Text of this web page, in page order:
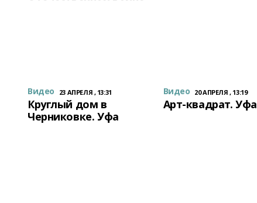
Видео 23 АПРЕЛЯ , 13:31
Круглый дом в
Черниковке. Уфа
Видео 20 АПРЕЛЯ , 13:19
Арт-квадрат. Уфа